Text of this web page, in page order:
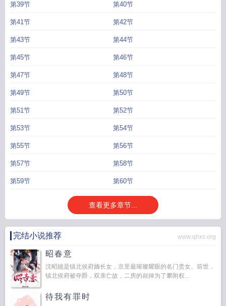
第39节 第40节
第41节 第42节
第43节 第44节
第45节 第46节
第47节 第48节
第49节 第50节
第51节 第52节
第53节 第54节
第55节 第56节
第57节 第58节
第59节 第60节
查看更多章节...
完结小说推荐 www.qhxs.org
昭春意
沈昭嬑是镇北侯府嫡长女，京里最璀璨耀眼的名门贵女。前世，
镇北侯府被夺爵，双亲亡故，二房的叔婶为了攀附权...
待我有罪时